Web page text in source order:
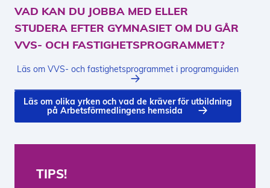
VAD KAN DU JOBBA MED ELLER
STUDERA EFTER GYMNASIET OM DU GÅR
VVS- OCH FASTIGHETSPROGRAMMET?
Läs om VVS- och fastighetsprogrammet i programguiden
Läs om olika yrken och vad de kräver för utbildning
på Arbetsförmedlingens hemsida
TIPS!